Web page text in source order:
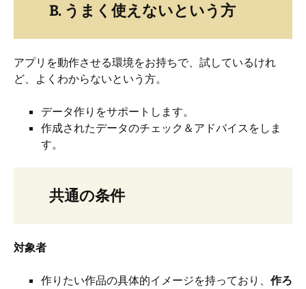
B. うまく使えないという方
アプリを動作させる環境をお持ちで、試しているけれ
ど、よくわからないという方。
データ作りをサポートします。
作成されたデータのチェック＆アドバイスをしま
す。
共通の条件
対象者
作りたい作品の具体的イメージを持っており、 作ろ